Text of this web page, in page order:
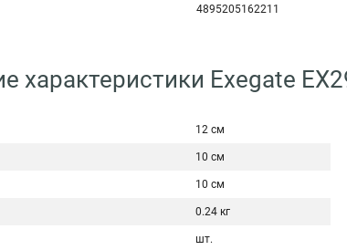
4895205162211
характеристики Exegate
12 см
10 см
10 см
0.24 кг
шт.